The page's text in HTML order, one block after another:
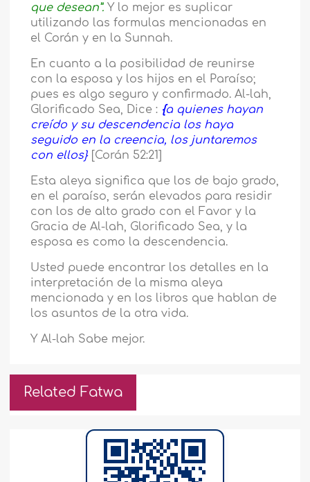
que desean”. Y lo mejor es suplicar
utilizando las formulas mencionadas en
el Corán y en la Sunnah.
En cuanto a la posibilidad de reunirse
con la esposa y los hijos en el Paraíso;
pues es algo seguro y confirmado. Al-lah,
Glorificado Sea, Dice : {a quienes hayan
creído y su descendencia los haya
seguido en la creencia, los juntaremos
con ellos}[Corán 52:21]
Esta aleya significa que los de bajo grado,
en el paraíso, serán elevados para residir
con los de alto grado con el Favor y la
Gracia de Al-lah, Glorificado Sea, y la
esposa es como la descendencia.
Usted puede encontrar los detalles en la
interpretación de la misma aleya
mencionada y en los libros que hablan de
los asuntos de la otra vida.
Y Al-lah Sabe mejor.
Related Fatwa